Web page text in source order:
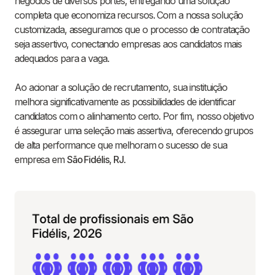
completa que economiza recursos. Com a nossa solução
customizada, asseguramos que o processo de contratação
seja assertivo, conectando empresas aos candidatos mais
adequados para a vaga.
Ao acionar a solução de recrutamento, sua instituição
melhora significativamente as possibilidades de identificar
candidatos com o alinhamento certo. Por fim, nosso objetivo
é assegurar uma seleção mais assertiva, oferecendo grupos
de alta performance que melhoram o sucesso de sua
empresa em São Fidélis, RJ.